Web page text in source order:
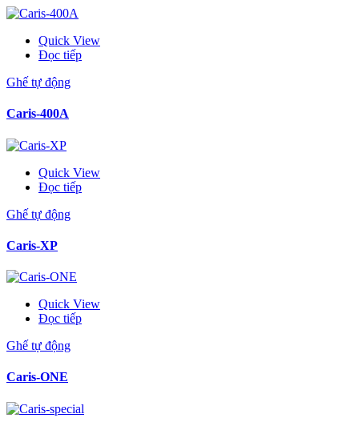
Quick View
Đọc tiếp
Ghế tự động
Caris-400A
Quick View
Đọc tiếp
Ghế tự động
Caris-XP
Quick View
Đọc tiếp
Ghế tự động
Caris-ONE